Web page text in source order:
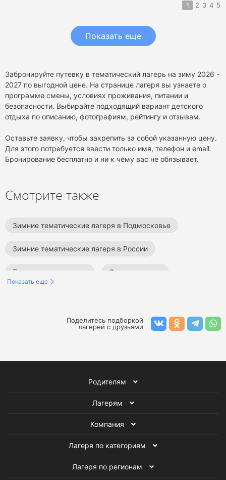
1 2 3 4 5
Показать еще
Забронируйте путевку в тематический лагерь на зиму 2026 -
2027 по выгодной цене. На странице лагеря вы узнаете о
программе смены, условиях проживания, питании и
безопасности. Выбирайте подходящий вариант детского
отдыха по описанию, фотографиям, рейтингу и отзывам.
Оставьте заявку, чтобы закрепить за собой указанную цену.
Для этого потребуется ввести только имя, телефон и email.
Бронирование бесплатно и ни к чему вас не обязывает.
Смотрите также
Зимние тематические лагеря в Подмосковье
Зимние тематические лагеря в России
Тематические лагеря Зимние лагеря
Показать еще
Поделитесь подборкой
лагерей с друзьями
Родителям
Лагерям
Компания
Лагеря по категориям
Лагеря по регионам